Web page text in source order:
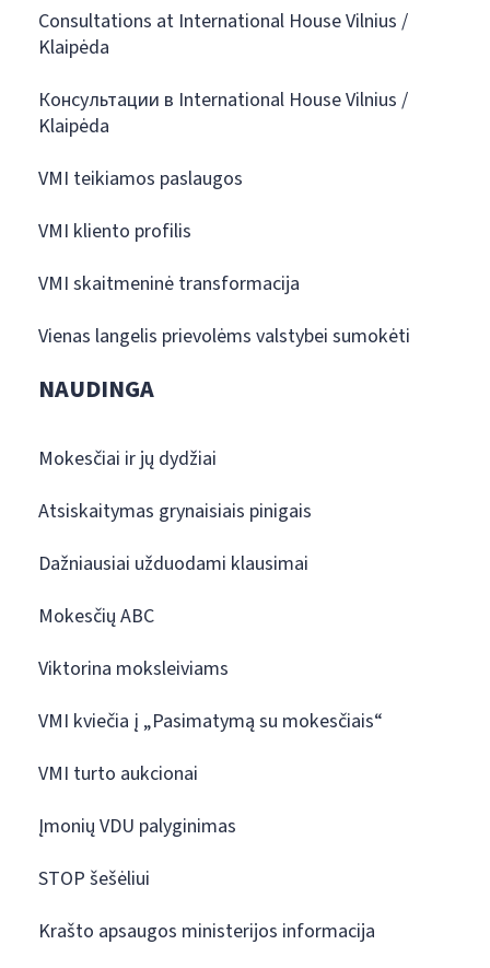
Consultations at International House Vilnius /
Klaipėda
Консультации в International House Vilnius /
Klaipėda
VMI teikiamos paslaugos
VMI kliento profilis
VMI skaitmeninė transformacija
Vienas langelis prievolėms valstybei sumokėti
NAUDINGA
Mokesčiai ir jų dydžiai
Atsiskaitymas grynaisiais pinigais
Dažniausiai užduodami klausimai
Mokesčių ABC
Viktorina moksleiviams
VMI kviečia į „Pasimatymą su mokesčiais“
VMI turto aukcionai
Įmonių VDU palyginimas
STOP šešėliui
Krašto apsaugos ministerijos informacija